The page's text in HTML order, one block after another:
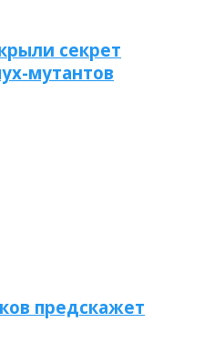
секрет
мутантов
предскажет